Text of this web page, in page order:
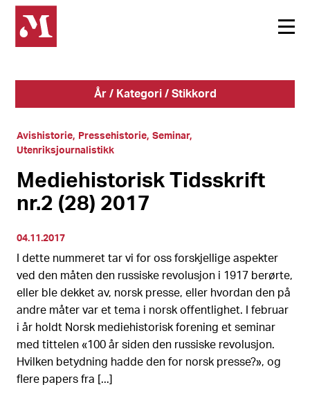
Avishistorie Pressehistorie Seminar
Utenriksjournalistikk
Mediehistorisk Tidsskrift
nr.2 (28) 2017
04.11.2017
I dette nummeret tar vi for oss forskjellige aspekter
ved den måten den russiske revolusjon i 1917 berørte,
eller ble dekket av, norsk presse, eller hvordan den på
andre måter var et tema i norsk offentlighet. I februar
i år holdt Norsk mediehistorisk forening et seminar
med tittelen «100 år siden den russiske revolusjon.
Hvilken betydning hadde den for norsk presse?», og
flere papers fra [...]
År / Kategori / Stikkord